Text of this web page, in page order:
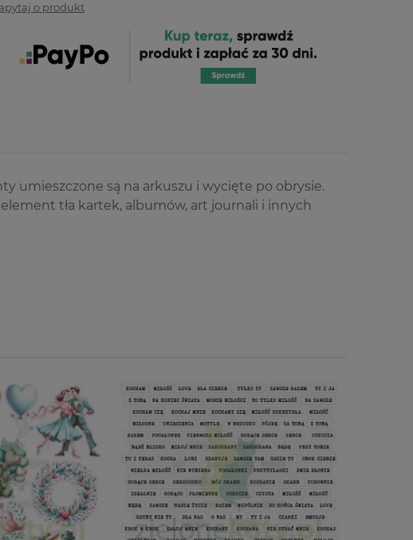
o produkt
umieszczone są na arkuszu i wycięte po obrysie.
tła kartek, albumów, art journali i innych